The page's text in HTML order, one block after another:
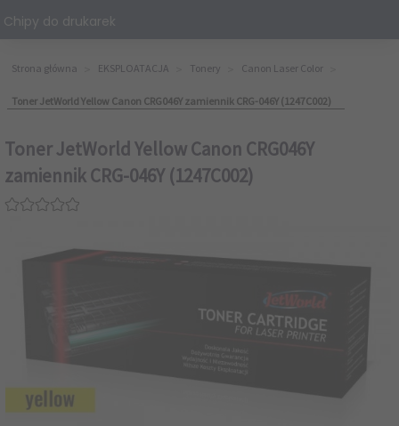
Chipy do drukarek
Strona główna EKSPLOATACJA Tonery Canon Laser Color
Toner JetWorld Yellow Canon CRG046Y zamiennik CRG-046Y (1247C002)
Toner JetWorld Yellow Canon CRG046Y
zamiennik CRG-046Y (1247C002)